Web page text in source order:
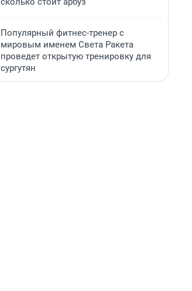
Популярный фитнес-тренер с
мировым именем Света Ракета
проведет открытую тренировку для
сургутян